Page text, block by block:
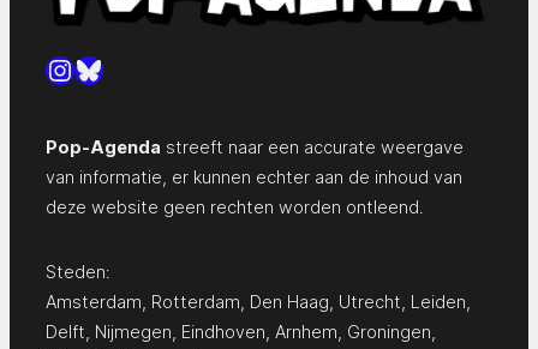
Instagram
Bluesky
Pop-Agenda streeft naar een accurate weergave
van informatie, er kunnen echter aan de inhoud van
deze website geen rechten worden ontleend.
Steden:
Amsterdam Rotterdam Den Haag Utrecht Leiden
Delft Nijmegen Eindhoven Arnhem Groningen